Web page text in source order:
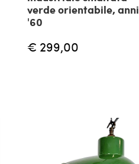
verde orientabile, anni
'60
€ 299,00